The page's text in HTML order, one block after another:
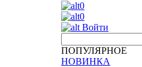
0
0
Войти
ПОПУЛЯРНОЕ
НОВИНКА